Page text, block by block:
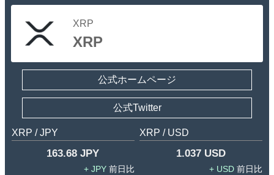
XRP
XRP
公式ホームページ
公式Twitter
XRP / JPY
163.68 JPY
JPY
XRP / USD
1.037 USD
USD